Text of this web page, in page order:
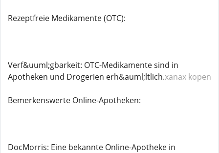
Rezeptfreie Medikamente (OTC):
Verf&uuml;gbarkeit: OTC-Medikamente sind in
Apotheken und Drogerien erh&auml;ltlich.xanax kopen
Bemerkenswerte Online-Apotheken:
DocMorris: Eine bekannte Online-Apotheke in